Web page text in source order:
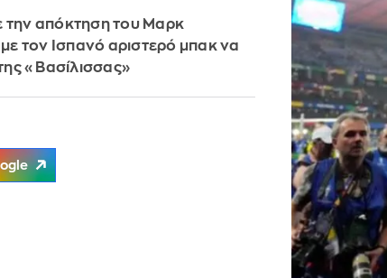
την απόκτηση του Μαρκ
τον Ισπανό αριστερό μπακ να
«Βασίλισσας»